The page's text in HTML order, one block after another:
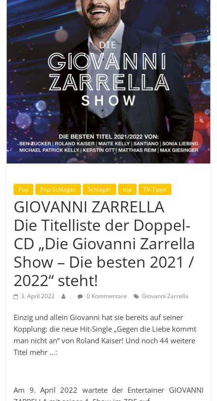
Pop Pop-Schlager Schlager top TV-Tipps
GIOVANNI ZARRELLA
Die Titelliste der Doppel-
CD „Die Giovanni Zarrella
Show – Die besten 2021 /
2022“ steht!
3. April 2022 . 0 Kommentare Giovanni Zarrella
Einzig und allein Giovanni hat sie bereits auf seiner
Kopplung: die neue Hit-Single „Gegen die Liebe kommt
man nicht an“ von Roland Kaiser! Und noch 44 weitere
Titel mehr …:
Am 9. April 2022 wartete der Entertainer GIOVANNI